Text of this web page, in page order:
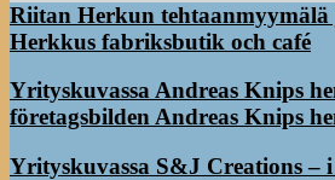
Riitan Herkun
Herkkus fabriksbutik och café
Yrityskuvassa Andreas Knips
företagsbilden Andreas Knips
Yrityskuvassa S&J Creations –